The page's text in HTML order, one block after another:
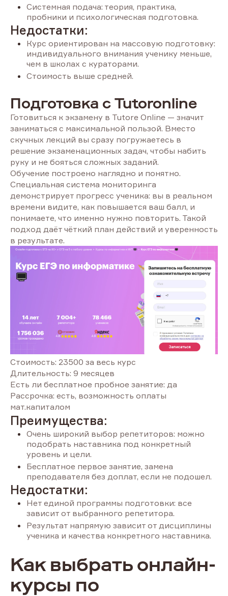
Системная подача: теория, практика,
пробники и психологическая подготовка.
Недостатки:
Курс ориентирован на массовую подготовку:
индивидуального внимания ученику меньше,
чем в школах с кураторами.
Стоимость выше средней.
Подготовка с Tutoronline
Готовиться к экзамену в Tutore Online — значит
заниматься с максимальной пользой. Вместо
скучных лекций вы сразу погружаетесь в
решение экзаменационных задач, чтобы набить
руку и не бояться сложных заданий.
Обучение построено наглядно и понятно.
Специальная система мониторинга
демонстрирует прогресс ученика: вы в реальном
времени видите, как повышается ваш балл, и
понимаете, что именно нужно повторить. Такой
подход даёт чёткий план действий и уверенность
в результате.
Стоимость: 23500 за весь курс
Длительность: 9 месяцев
Есть ли бесплатное пробное занятие: да
Рассрочка: есть, возможность оплаты
мат.капиталом
Преимущества:
Очень широкий выбор репетиторов: можно
подобрать наставника под конкретный
уровень и цели.
Бесплатное первое занятие, замена
преподавателя без доплат, если не подошел.
Недостатки:
Нет единой программы подготовки: все
зависит от выбранного репетитора.
Результат напрямую зависит от дисциплины
ученика и качества конкретного наставника.
Как выбрать онлайн-
курсы по